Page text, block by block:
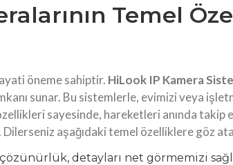
Temel
öneme sahiptir. HiLook IP Kamera
sunar. Bu sistemlerle, evimizi veya
sayesinde, hareketleri anında takip
aşağıdaki temel özelliklere göz
detayları net görmemizi